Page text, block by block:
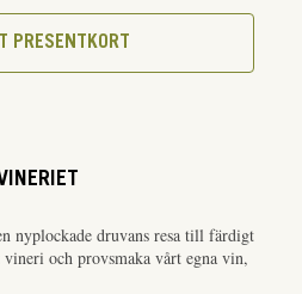
PRESENTKORT
nyplockade druvans resa till färdigt
och provsmaka vårt egna vin,